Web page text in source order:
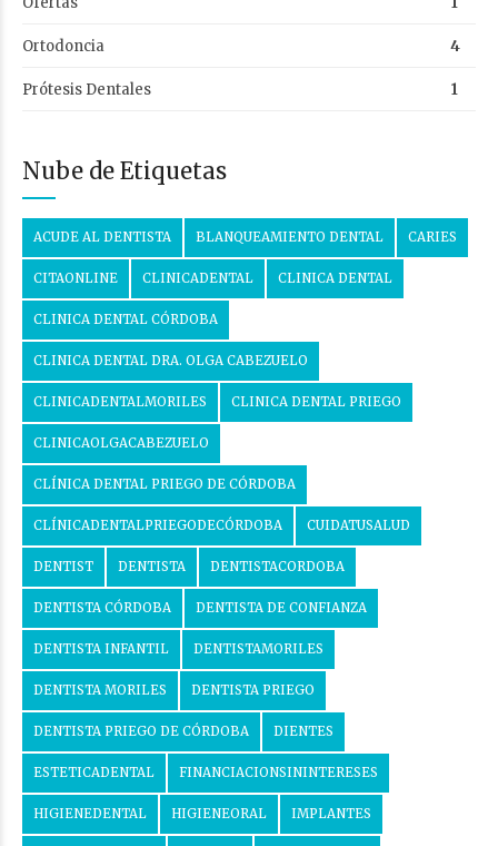
Ortodoncia 4
Prótesis Dentales 1
Nube de Etiquetas
ACUDE AL DENTISTA BLANQUEAMIENTO DENTAL CARIES
CITAONLINE CLINICADENTAL CLINICA DENTAL
CLINICA DENTAL CÓRDOBA
CLINICA DENTAL DRA. OLGA CABEZUELO
CLINICADENTALMORILES CLINICA DENTAL PRIEGO
CLINICAOLGACABEZUELO
CLÍNICA DENTAL PRIEGO DE CÓRDOBA
CLÍNICADENTALPRIEGODECÓRDOBA CUIDATUSALUD
DENTIST DENTISTA DENTISTACORDOBA
DENTISTA CÓRDOBA DENTISTA DE CONFIANZA
DENTISTA INFANTIL DENTISTAMORILES
DENTISTA MORILES DENTISTA PRIEGO
DENTISTA PRIEGO DE CÓRDOBA DIENTES
ESTETICADENTAL FINANCIACIONSININTERESES
HIGIENEDENTAL HIGIENEORAL IMPLANTES